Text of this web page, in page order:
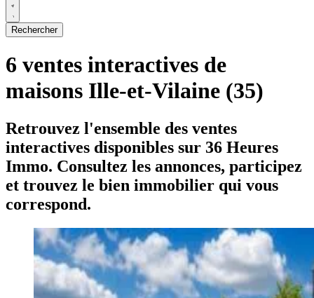
Rechercher
6 ventes interactives de
maisons Ille-et-Vilaine (35)
Retrouvez l'ensemble des ventes
interactives disponibles sur 36 Heures
Immo. Consultez les annonces, participez
et trouvez le bien immobilier qui vous
correspond.